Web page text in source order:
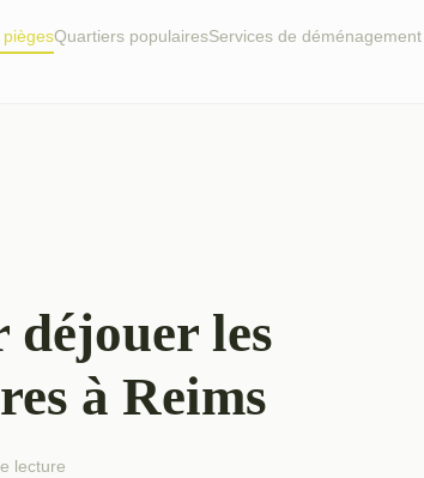
Quartiers populairesServices de déménagement
les
à Reims
lecture